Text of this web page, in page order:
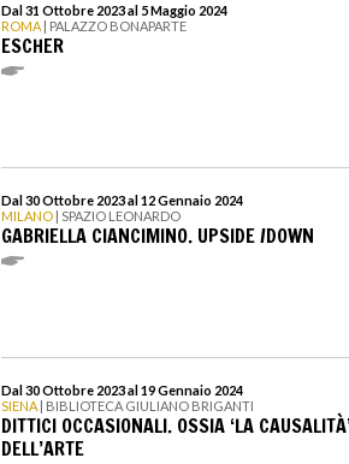
Dal 31 Ottobre 2023 al 5 Maggio 2024
ROMA | PALAZZO BONAPARTE
ESCHER
Dal 30 Ottobre 2023 al 12 Gennaio 2024
MILANO | SPAZIO LEONARDO
GABRIELLA CIANCIMINO. UPSIDE /DOWN
Dal 30 Ottobre 2023 al 19 Gennaio 2024
SIENA | BIBLIOTECA GIULIANO BRIGANTI
DITTICI OCCASIONALI. OSSIA ‘LA
DELL’ARTE